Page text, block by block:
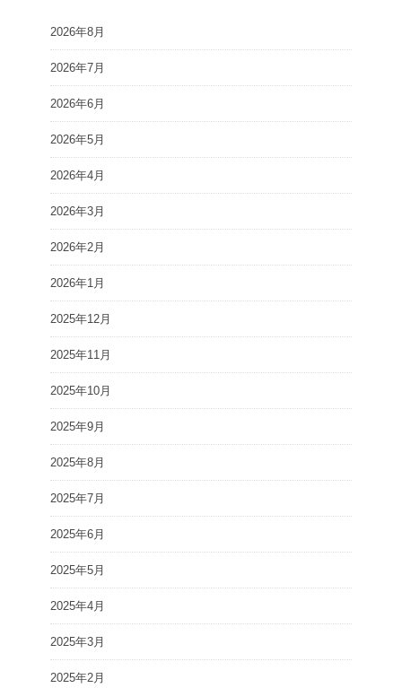
2026年8月
2026年7月
2026年6月
2026年5月
2026年4月
2026年3月
2026年2月
2026年1月
2025年12月
2025年11月
2025年10月
2025年9月
2025年8月
2025年7月
2025年6月
2025年5月
2025年4月
2025年3月
2025年2月